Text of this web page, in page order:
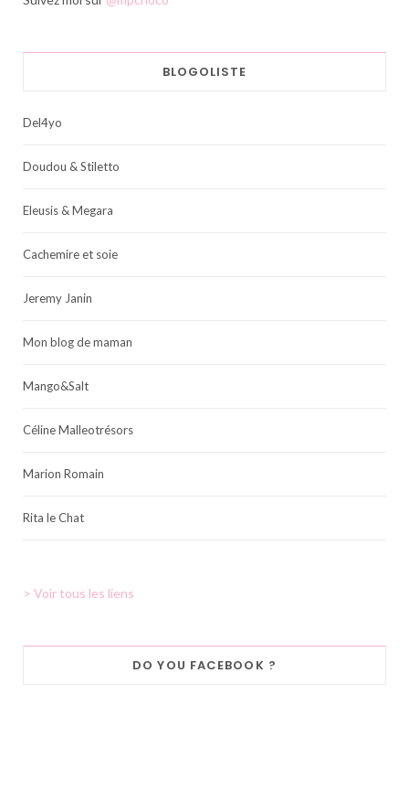
BLOGOLISTE
Del4yo
Doudou & Stiletto
Eleusis & Megara
Cachemire et soie
Jeremy Janin
Mon blog de maman
Mango&Salt
Céline Malleotrésors
Marion Romain
Rita le Chat
> Voir tous les liens
DO YOU FACEBOOK ?